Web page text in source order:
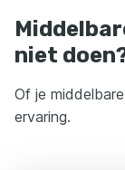
niet
Of je
ervaring.